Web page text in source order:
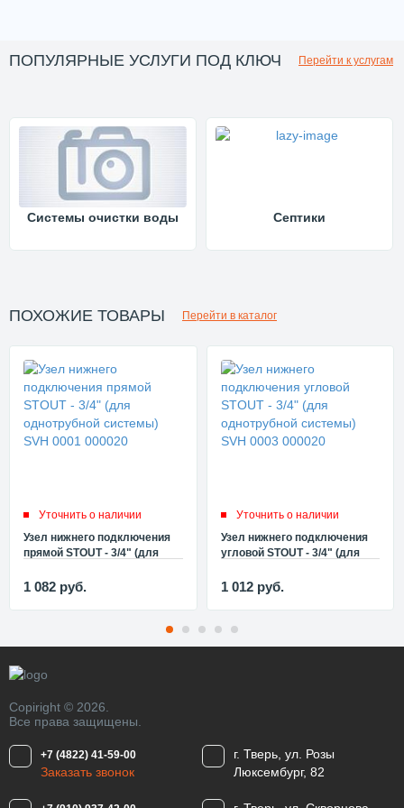
ПОПУЛЯРНЫЕ УСЛУГИ ПОД КЛЮЧ Перейти к услугам
Системы очистки воды Септики
ПОХОЖИЕ ТОВАРЫ Перейти в каталог
Уточнить о наличии
Узел нижнего подключения
прямой STOUT - 3/4" (для
0001 000020
1 082 руб.
Уточнить о наличии
Узел нижнего подключения
угловой STOUT - 3/4" (для
0003 000020
1 012 руб.
Copiright © 2026.
Все права защищены.
+7 (4822) 41-59-00
Заказать звонок
г. Тверь, ул. Розы
Люксембург, 82